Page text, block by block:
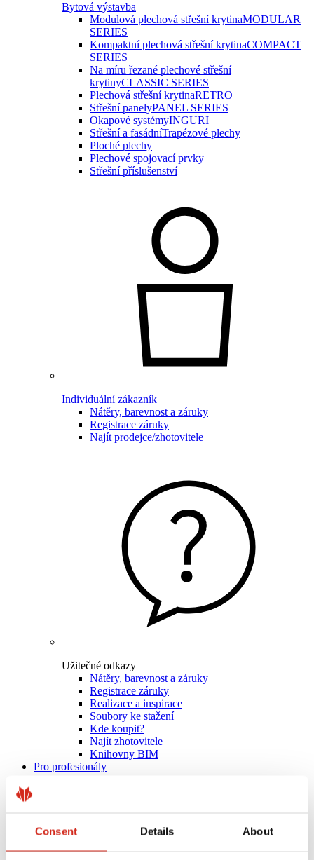
Consent Details About
Bytová výstavba
Modulová plechová střešní krytinaMODULAR
SERIES
Kompaktní plechová střešní krytinaCOMPACT
SERIES
Na míru řezané plechové střešní
krytinyCLASSIC SERIES
Plechová střešní krytinaRETRO
Střešní panelyPANEL SERIES
Okapové systémyINGURI
Střešní a fasádníTrapézové plechy
Ploché plechy
Plechové spojovací prvky
Střešní příslušenství
Individuální zákazník
Nátěry, barevnost a záruky
Registrace záruky
Najít prodejce/zhotovitele
Užitečné odkazy
Nátěry, barevnost a záruky
Registrace záruky
Realizace a inspirace
Soubory ke stažení
Kde koupit?
Najít zhotovitele
Knihovny BIM
Pro profesionály